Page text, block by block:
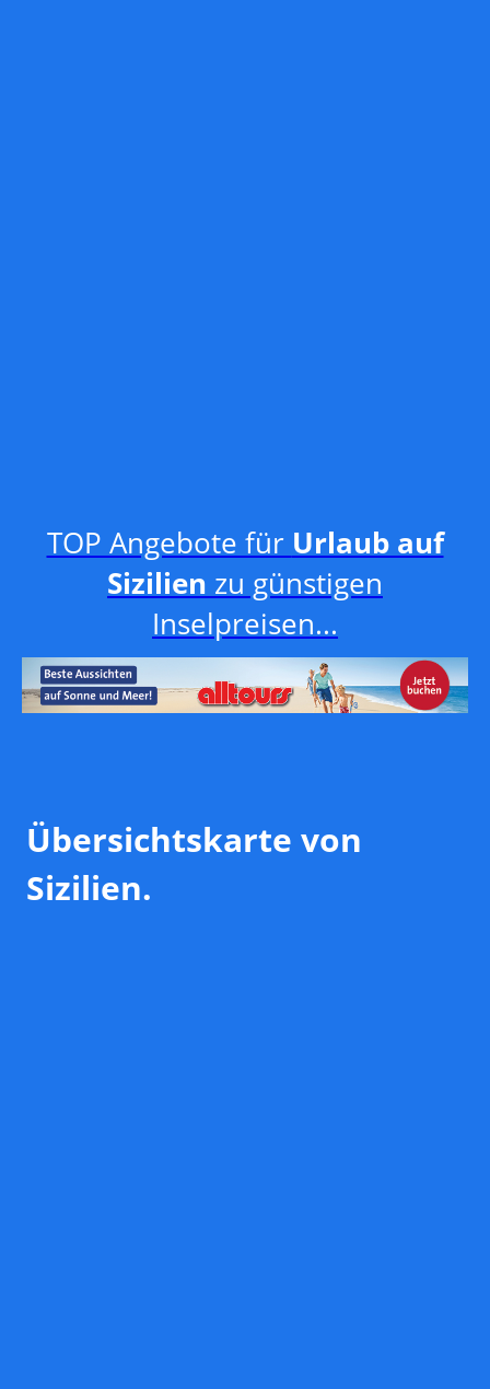
TOP Angebote für Urlaub auf
Sizilien zu günstigen
Inselpreisen...
Übersichtskarte von
Sizilien.